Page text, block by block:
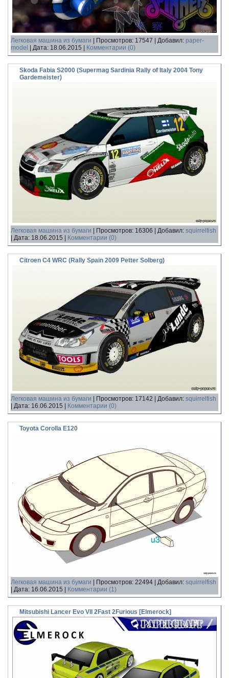
Легковая машина из бумаги Просмотров: 17547 Добавил: paper-
model
Дата: 18.06.2015 Комментарии (0)
Skoda Fabia S2000 (Supermag Sardinia Rally of Italy 2004 Tony
Gardemeister)
Легковая машина из бумаги Просмотров: 16306 Добавил: squirrelfish
Дата: 18.06.2015 Комментарии (0)
Citroen C4 WRC (Rally Spain 2009 Petter Solberg)
Легковая машина из бумаги Просмотров: 17142 Добавил: squirrelfish
Дата: 16.06.2015 Комментарии (0)
Toyota Corolla E120
Легковая машина из бумаги Просмотров: 22494 Добавил: squirrelfish
Дата: 16.06.2015 Комментарии (1)
Mitsubishi Lancer Evo VII 2Fast 2Furious [Elmerock]